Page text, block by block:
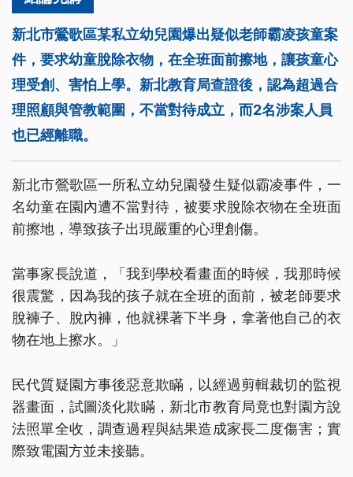
新北市鶯歌區某私立幼兒園爆出疑似老師霸凌孩童案
件，要求幼童脫除衣物，在全班面前擦地，讓孩童心
理受創、害怕上學。新北教育局查證後，認為超過合
理照顧與管教範圍，不當對待成立，而2名涉案人員
也已經離職。
新北市鶯歌區一所私立幼兒園發生疑似霸凌事件，一
名幼童在園內遭不當對待，被要求脫除衣物在全班面
前擦地，導致孩子出現嚴重的心理創傷。
當事家長說道，「我到學校看畫面的時候，我那時候
很震驚，因為我的孩子就在全班的面前，被老師要求
脫褲子、脫內褲，他就裸著下半身，拿著他自己的衣
物在地上擦水。」
民代質疑園方事後惡意欺瞞，以經過剪輯裁切的監視
器畫面，試圖淡化欺瞞，新北市教育局竟也對園方說
法照單全收，調查過程與結果造成家長二度傷害；實
際致電園方並未接聽。